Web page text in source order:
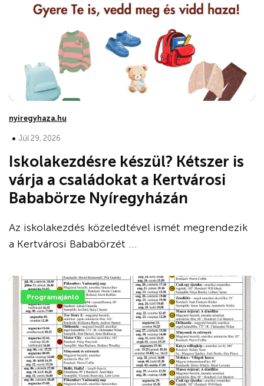
nyiregyhaza.hu
• Júl 29, 2026
Iskolakezdésre készül? Kétszer is
várja a családokat a Kertvárosi
Bababörze Nyíregyházán
Az iskolakezdés közeledtével ismét megrendezik
a Kertvárosi Bababörzét ...
Programajánló